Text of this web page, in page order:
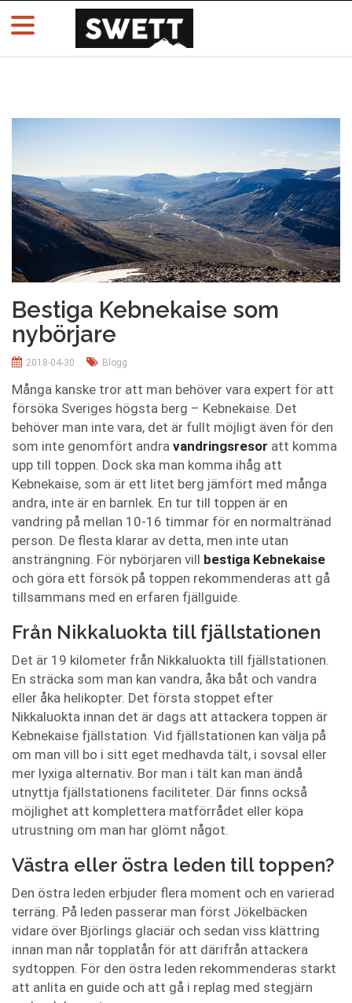
Bestiga Kebnekaise som
nybörjare
2018-04-30 Blogg
Många kanske tror att man behöver vara expert för att
försöka Sveriges högsta berg – Kebnekaise. Det
behöver man inte vara, det är fullt möjligt även för den
som inte genomfört andra vandringsresor att komma
upp till toppen. Dock ska man komma ihåg att
Kebnekaise, som är ett litet berg jämfört med många
andra, inte är en barnlek. En tur till toppen är en
vandring på mellan 10-16 timmar för en normaltränad
person. De flesta klarar av detta, men inte utan
ansträngning. För nybörjaren vill bestiga Kebnekaise
och göra ett försök på toppen rekommenderas att gå
tillsammans med en erfaren fjällguide.
Från Nikkaluokta till fjällstationen
Det är 19 kilometer från Nikkaluokta till fjällstationen.
En sträcka som man kan vandra, åka båt och vandra
eller åka helikopter. Det första stoppet efter
Nikkaluokta innan det är dags att attackera toppen är
Kebnekaise fjällstation. Vid fjällstationen kan välja på
om man vill bo i sitt eget medhavda tält, i sovsal eller
mer lyxiga alternativ. Bor man i tält kan man ändå
utnyttja fjällstationens faciliteter. Där finns också
möjlighet att komplettera matförrådet eller köpa
utrustning om man har glömt något.
Västra eller östra leden till toppen?
Den östra leden erbjuder flera moment och en varierad
terräng. På leden passerar man först Jökelbäcken
vidare över Björlings glaciär och sedan viss klättring
innan man når topplatån för att därifrån attackera
sydtoppen. För den östra leden rekommenderas starkt
att anlita en guide och att gå i replag med stegjärn